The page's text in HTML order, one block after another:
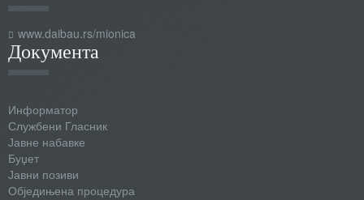
www.daibau.rs/mionica
Документа
Информатор
Службени Гласник
Јавне набавке
Буџет
Јавни позиви
Обједињена процедура